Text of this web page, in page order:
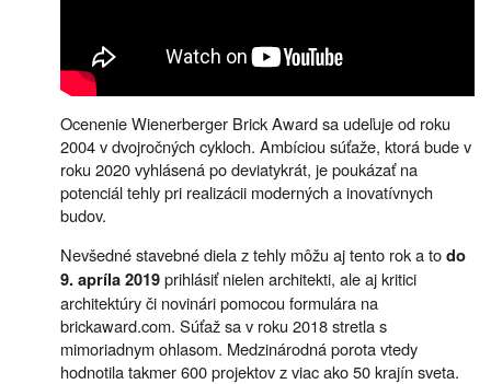
Ocenenie Wienerberger Brick Award sa udeľuje od roku
2004 v dvojročných cykloch. Ambíciou súťaže, ktorá bude v
roku 2020 vyhlásená po deviatykrát, je poukázať na
potenciál tehly pri realizácii moderných a inovatívnych
budov.
Nevšedné stavebné diela z tehly môžu aj tento rok a todo
9. apríla 2019prihlásiť nielen architekti, ale aj kritici
architektúry či novinári pomocou formulára na
brickaward.com. Súťaž sa v roku 2018 stretla s
mimoriadnym ohlasom. Medzinárodná porota vtedy
hodnotila takmer 600 projektov z viac ako 50 krajín sveta.